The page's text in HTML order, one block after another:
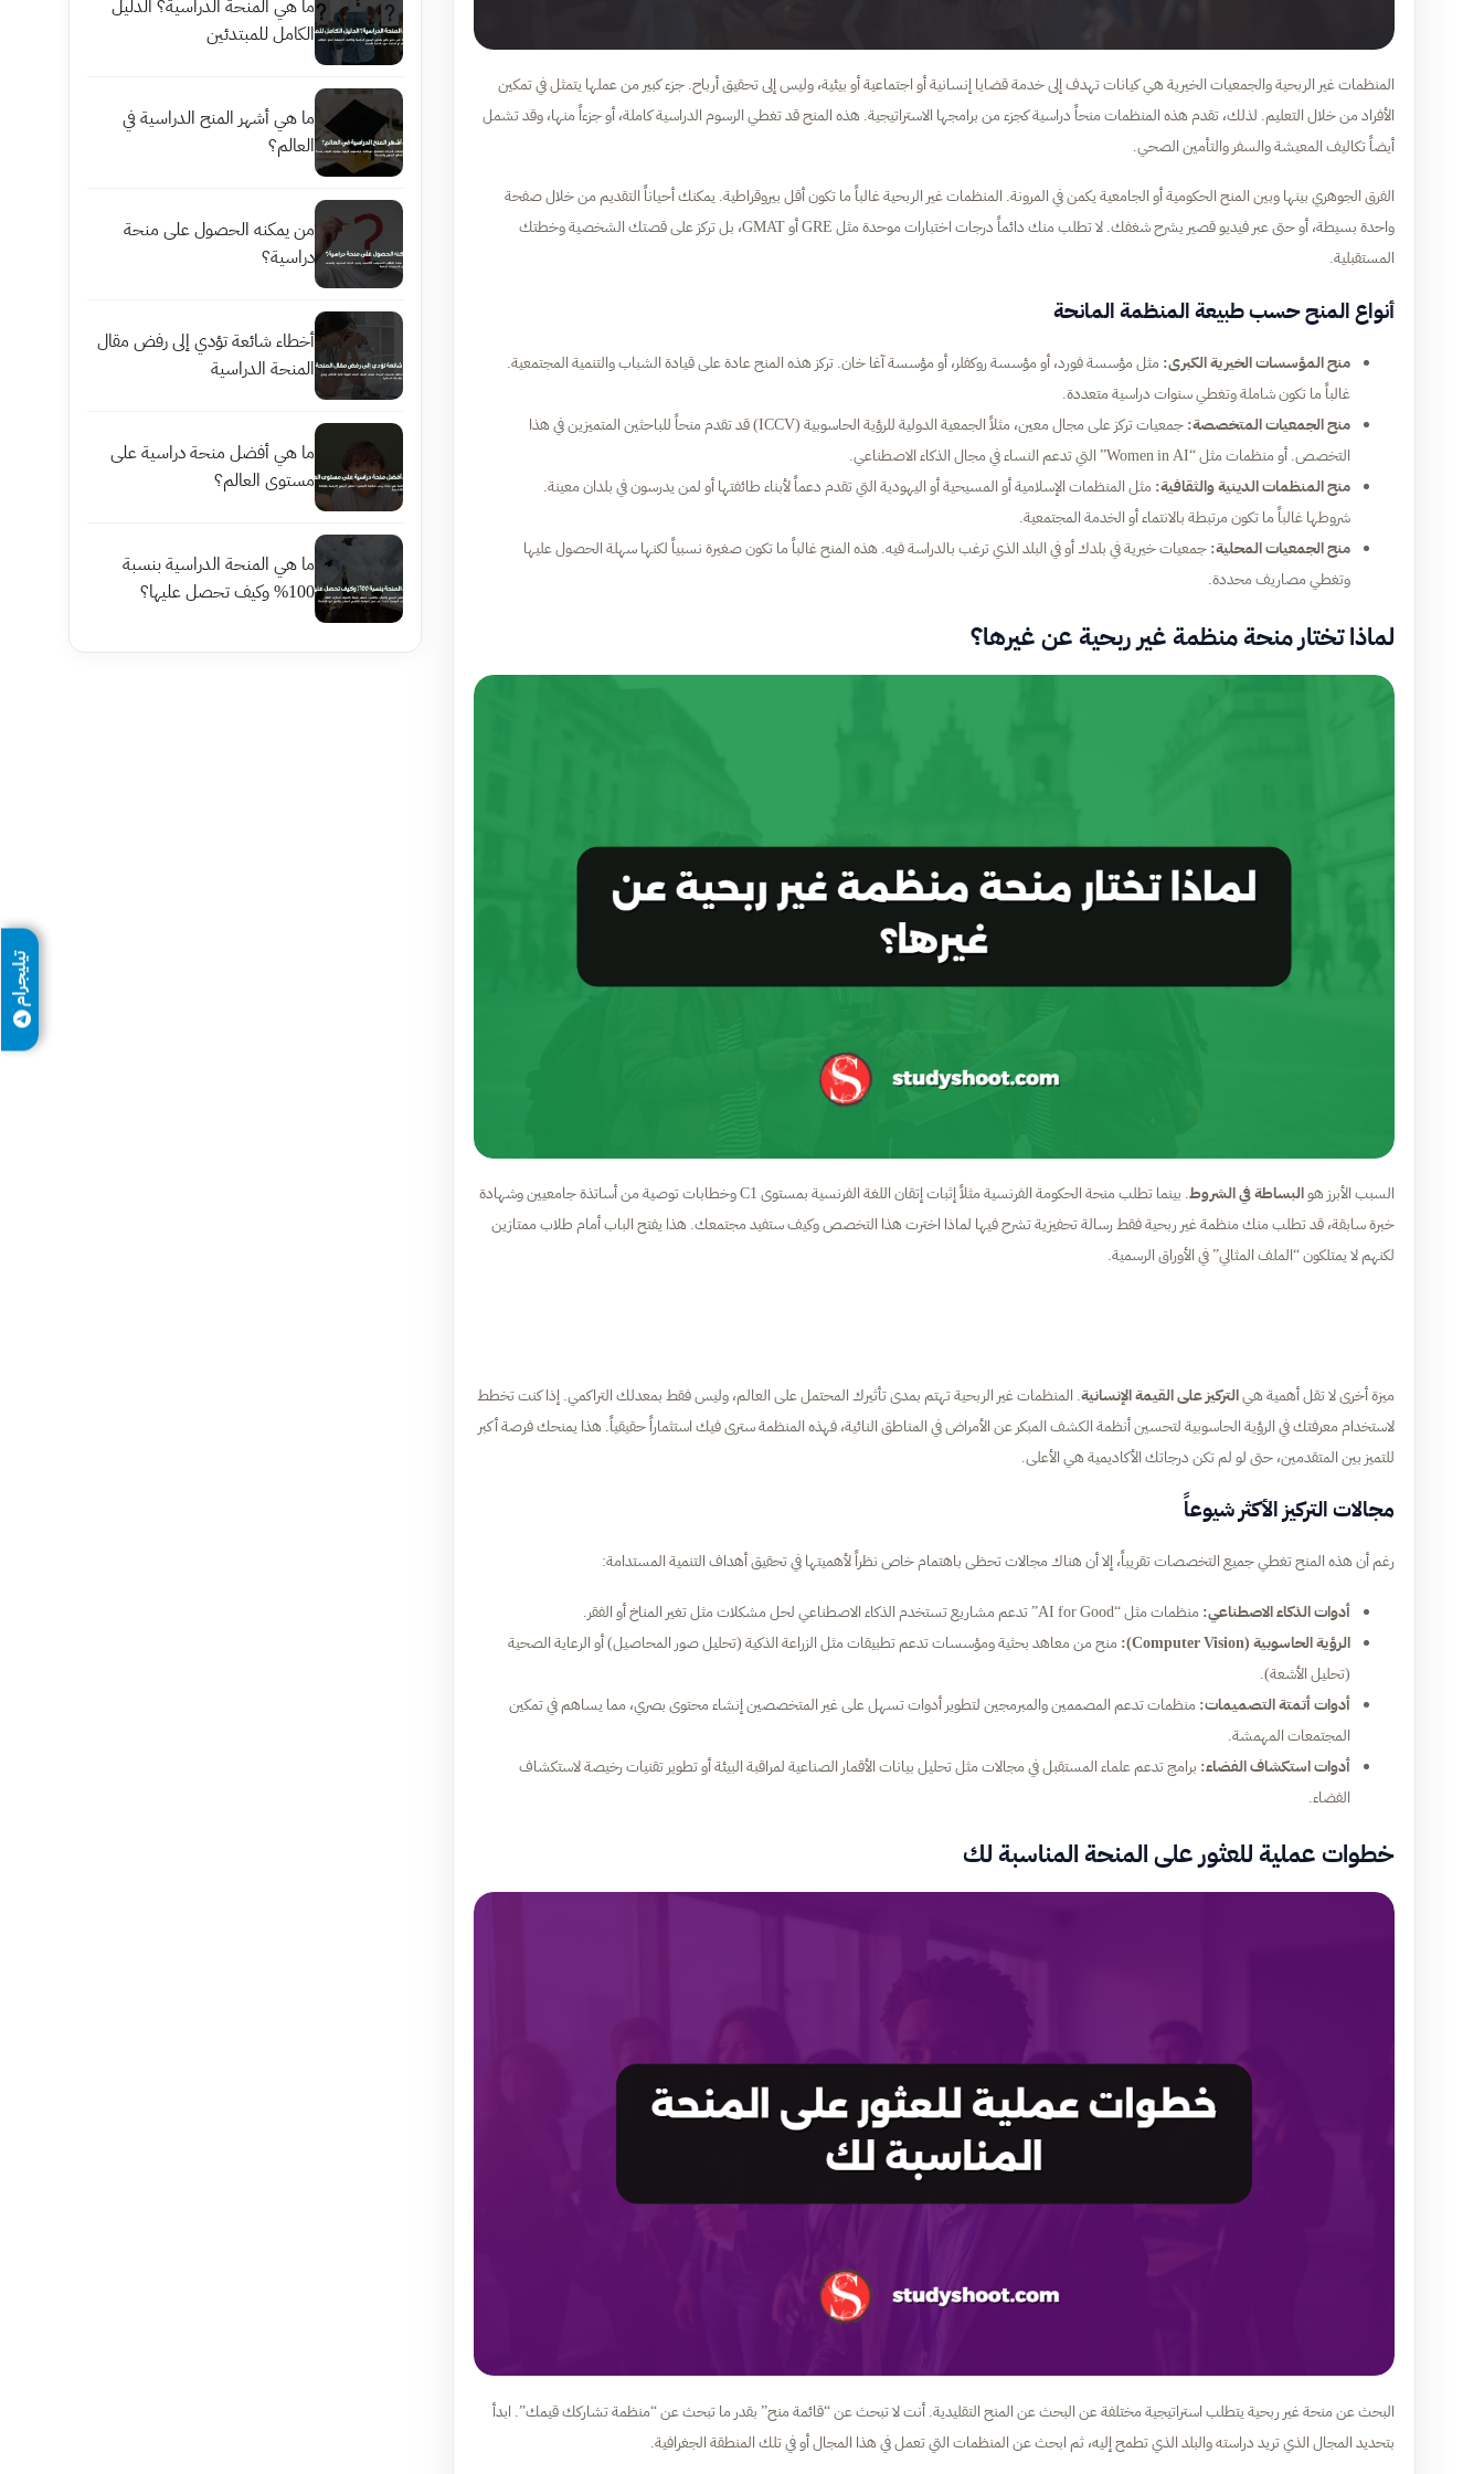
المنظمات غير الربحية والجمعيات الخيرية هي كيانات تهدف إلى خدمة قضايا إنسانية أو اجتماعية أو بيئية، وليس إلى تحقيق أرباح. جزء كبير من عملها يتمثل في تمكين
الأفراد من خلال التعليم. لذلك، تقدم هذه المنظمات منحاً دراسية كجزء من برامجها الاستراتيجية. هذه المنح قد تغطي الرسوم الدراسية كاملة، أو جزءاً منها، وقد تشمل
أيضاً تكاليف المعيشة والسفر والتأمين الصحي.
الفرق الجوهري بينها وبين المنح الحكومية أو الجامعية يكمن في المرونة. المنظمات غير الربحية غالباً ما تكون أقل بيروقراطية. يمكنك أحياناً التقديم من خلال صفحة
واحدة بسيطة، أو حتى عبر فيديو قصير يشرح شغفك. لا تطلب منك دائماً درجات اختبارات موحدة مثل GRE أو GMAT، بل تركز على قصتك الشخصية وخطتك
المستقبلية.
أنواع المنح حسب طبيعة المنظمة المانحة
منح المؤسسات الخيرية الكبرى: مثل مؤسسة فورد، أو مؤسسة روكفلر، أو مؤسسة آغا خان. تركز هذه المنح عادة على قيادة الشباب والتنمية المجتمعية.
غالباً ما تكون شاملة وتغطي سنوات دراسية متعددة.
منح الجمعيات المتخصصة:
جمعيات تركز على مجال معين، مثلاً الجمعية الدولية للرؤية الحاسوبية (ICCV) قد تقدم منحاً للباحثين المتميزين في هذا
التخصص. أو منظمات مثل “Women in AI” التي تدعم النساء في مجال الذكاء الاصطناعي.
منح المنظمات الدينية والثقافية: مثل المنظمات الإسلامية أو المسيحية أو اليهودية التي تقدم دعماً لأبناء طائفتها أو لمن يدرسون في بلدان معينة.
شروطها غالباً ما تكون مرتبطة بالانتماء أو الخدمة المجتمعية.
منح الجمعيات المحلية:جمعيات خيرية في بلدك أو في البلد الذي ترغب بالدراسة فيه. هذه المنح غالباً ما تكون صغيرة نسبياً لكنها سهلة الحصول عليها
وتغطي مصاريف محددة.
لماذا تختار منحة منظمة غير ربحية عن غيرها؟
السبب الأبرز هوالبساطة في الشروط
. بينما تطلب منحة الحكومة الفرنسية مثلاً إثبات إتقان اللغة الفرنسية بمستوى C1 وخطابات توصية من أساتذة جامعيين وشهادة
خبرة سابقة، قد تطلب منك منظمة غير ربحية فقط رسالة تحفيزية تشرح فيها لماذا اخترت هذا التخصص وكيف ستفيد مجتمعك. هذا يفتح الباب أمام طلاب ممتازين
لكنهم لا يمتلكون “الملف المثالي” في الأوراق الرسمية.
ميزة أخرى لا تقل أهمية هيالتركيز على القيمة الإنسانية. المنظمات غير الربحية تهتم بمدى تأثيرك المحتمل على العالم، وليس فقط بمعدلك التراكمي. إذا كنت تخطط
لاستخدام معرفتك في الرؤية الحاسوبية لتحسين أنظمة الكشف المبكر عن الأمراض في المناطق النائية، فهذه المنظمة سترى فيك استثماراً حقيقياً. هذا يمنحك فرصة أكبر
للتميز بين المتقدمين، حتى لو لم تكن درجاتك الأكاديمية هي الأعلى.
مجالات التركيز الأكثر شيوعاً
رغم أن هذه المنح تغطي جميع التخصصات تقريباً، إلا أن هناك مجالات تحظى باهتمام خاص نظراً لأهميتها في تحقيق أهداف التنمية المستدامة:
أدوات الذكاء الاصطناعي: منظمات مثل “AI for Good” تدعم مشاريع تستخدم الذكاء الاصطناعي لحل مشكلات مثل تغير المناخ أو الفقر.
الرؤية الحاسوبية (Computer Vision):
منح من معاهد بحثية ومؤسسات تدعم تطبيقات مثل الزراعة الذكية (تحليل صور المحاصيل) أو الرعاية الصحية
(تحليل الأشعة).
أدوات أتمتة التصميمات: منظمات تدعم المصممين والمبرمجين لتطوير أدوات تسهل على غير المتخصصين إنشاء محتوى بصري، مما يساهم في تمكين
المجتمعات المهمشة.
أدوات استكشاف الفضاء: برامج تدعم علماء المستقبل في مجالات مثل تحليل بيانات الأقمار الصناعية لمراقبة البيئة أو تطوير تقنيات رخيصة لاستكشاف
الفضاء.
خطوات عملية للعثور على المنحة المناسبة لك
البحث عن منحة غير ربحية يتطلب استراتيجية مختلفة عن البحث عن المنح التقليدية. أنت لا تبحث عن “قائمة منح” بقدر ما تبحث عن “منظمة تشاركك قيمك”. ابدأ
بتحديد المجال الذي تريد دراسته والبلد الذي تطمح إليه، ثم ابحث عن المنظمات التي تعمل في هذا المجال أو في تلك المنطقة الجغرافية.
ما هي المنحة الدراسية؟ الدليل
الكامل للمبتدئين
ما هي أشهر المنح الدراسية في
العالم؟
من يمكنه الحصول على منحة
دراسية؟
أخطاء شائعة تؤدي إلى رفض مقال
المنحة الدراسية
ما هي أفضل منحة دراسية على
مستوى العالم؟
ما هي المنحة الدراسية بنسبة
100% وكيف تحصل عليها؟
تيليجرام